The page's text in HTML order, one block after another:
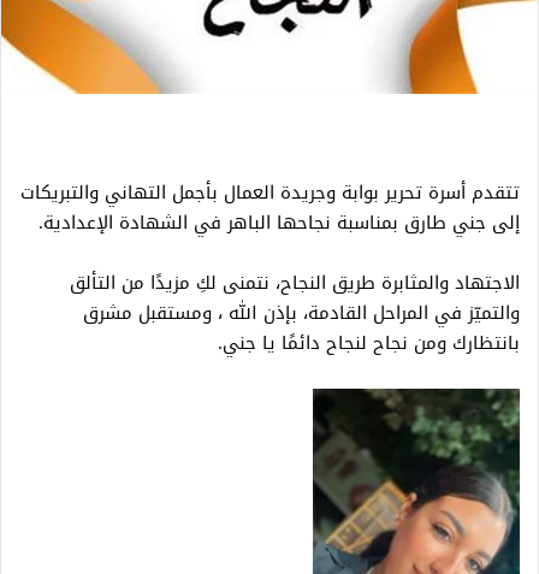
تتقدم أسرة تحرير بوابة وجريدة العمال بأجمل التهاني والتبريكات
إلى جني طارق بمناسبة نجاحها الباهر في الشهادة الإعدادية.
الاجتهاد والمثابرة طريق النجاح، نتمنى لكِ مزيدًا من التألق
والتميّز في المراحل القادمة، بإذن الله ، ومستقبل مشرق
بانتظارك ومن نجاح لنجاح دائمًا يا جني.